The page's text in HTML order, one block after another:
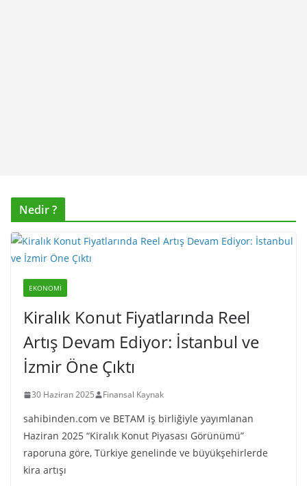
Nedir ?
EKONOMI
Kiralık Konut Fiyatlarında Reel
Artış Devam Ediyor: İstanbul ve
İzmir Öne Çıktı
30 Haziran 2025 Finansal Kaynak
sahibinden.com ve BETAM iş birliğiyle yayımlanan
Haziran 2025 “Kiralık Konut Piyasası Görünümü”
raporuna göre, Türkiye genelinde ve büyükşehirlerde
kira artışı